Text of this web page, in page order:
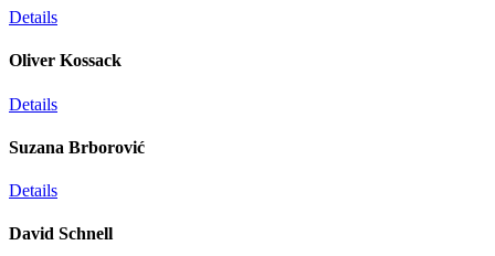
Details
Oliver Kossack
Details
Suzana Brborović
Details
David Schnell